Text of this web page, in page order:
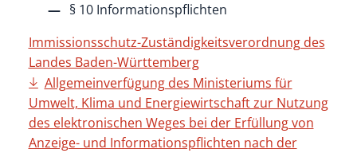
§ 10 Informationspflichten
Immissionsschutz-Zuständigkeitsverordnung des
Landes Baden-Württemberg
Allgemeinverfügung des Ministeriums für
Umwelt, Klima und Energiewirtschaft zur Nutzung
des elektronischen Weges bei der Erfüllung von
Anzeige- und Informationspflichten nach der